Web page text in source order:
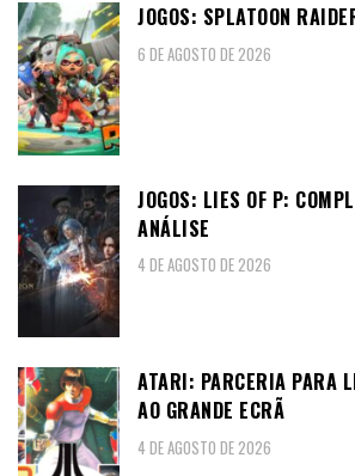
JOGOS: SPLATOON
6 DE AGOSTO DE 2026
JOGOS: LIES OF P:
ANÁLISE
4 DE AGOSTO DE 2026
ATARI: PARCERIA PARA
AO GRANDE ECRÃ
4 DE AGOSTO DE 2026